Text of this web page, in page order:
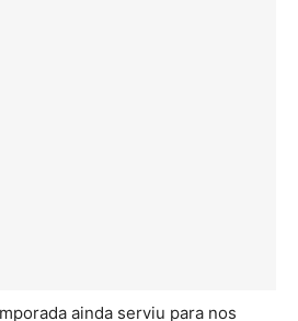
ainda serviu para nos